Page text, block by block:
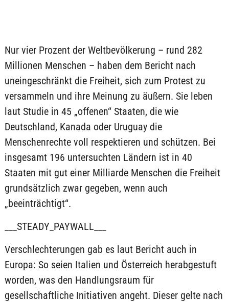
Nur vier Prozent der Weltbevölkerung – rund 282
Millionen Menschen – haben dem Bericht nach
uneingeschränkt die Freiheit, sich zum Protest zu
versammeln und ihre Meinung zu äußern. Sie leben
laut Studie in 45 „offenen“ Staaten, die wie
Deutschland, Kanada oder Uruguay die
Menschenrechte voll respektieren und schützen. Bei
insgesamt 196 untersuchten Ländern ist in 40
Staaten mit gut einer Milliarde Menschen die Freiheit
grundsätzlich zwar gegeben, wenn auch
„beeinträchtigt“.
___STEADY_PAYWALL___
Verschlechterungen gab es laut Bericht auch in
Europa: So seien Italien und Österreich herabgestuft
worden, was den Handlungsraum für
gesellschaftliche Initiativen angeht. Dieser gelte nach